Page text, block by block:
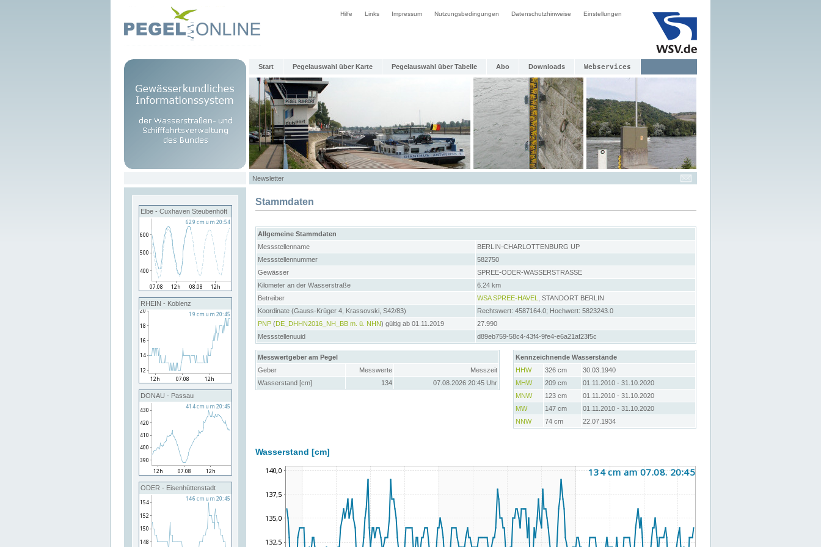
Hilfe Links Impressum Nutzungsbedingungen Datenschutzhinweise Einstellungen
Start Pegelauswahl über Karte Pegelauswahl über Tabelle Abo Downloads Webservices
Newsletter
Elbe - Cuxhaven Steubenhöft
RHEIN - Koblenz
DONAU - Passau
ODER - Eisenhüttenstadt
Stammdaten
Allgemeine Stammdaten
Messstellenname
BERLIN-CHARLOTTENBURG UP
Messstellennummer
582750
Gewässer
SPREE-ODER-WASSERSTRASSE
Kilometer an der Wasserstraße
6.24 km
Betreiber
WSA SPREE-HAVEL
, STANDORT BERLIN
Koordinate (Gauss-Krüger 4, Krassovski, S42/83)
Rechtswert: 4587164.0; Hochwert: 5823243.0
PNP (DE_DHHN2016_NH_BB m. ü. NHN) gültig ab 01.11.2019
27.990
Messstellenuuid
d89eb759-58c4-43f4-9fe4-e6a21af23f5c
Messwertgeber am Pegel
Geber
Messwerte
Messzeit
Wasserstand [cm]
134 07.08.2026 20:45 Uhr
Kennzeichnende Wasserstände
HHW
326 cm
30.03.1940
MHW
209 cm
01.11.2010 - 31.10.2020
MNW
123 cm
01.11.2010 - 31.10.2020
MW
147 cm
01.11.2010 - 31.10.2020
NNW
74 cm 22.07.1934
Wasserstand [cm]